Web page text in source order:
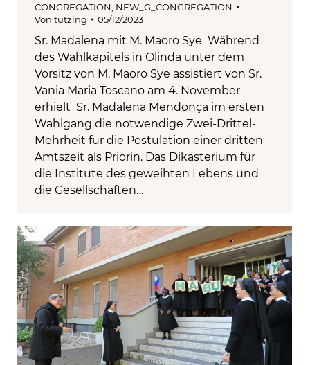
CONGREGATION NEW_G_CONGREGATION
Von tutzing 05/12/2023
Sr. Madalena mit M. Maoro Sye Während
des Wahlkapitels in Olinda unter dem
Vorsitz von M. Maoro Sye assistiert von Sr.
Vania Maria Toscano am 4. November
erhielt Sr. Madalena Mendonça im ersten
Wahlgang die notwendige Zwei-Drittel-
Mehrheit für die Postulation einer dritten
Amtszeit als Priorin. Das Dikasterium für
die Institute des geweihten Lebens und
die Gesellschaften…